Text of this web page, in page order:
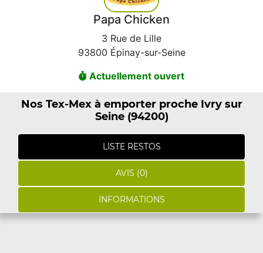
Papa Chicken
3 Rue de Lille
93800 Épinay-sur-Seine
Actuellement ouvert
Nos Tex-Mex à emporter proche Ivry sur
Seine (94200)
LISTE RESTOS
AVIS (0)
INFORMATIONS